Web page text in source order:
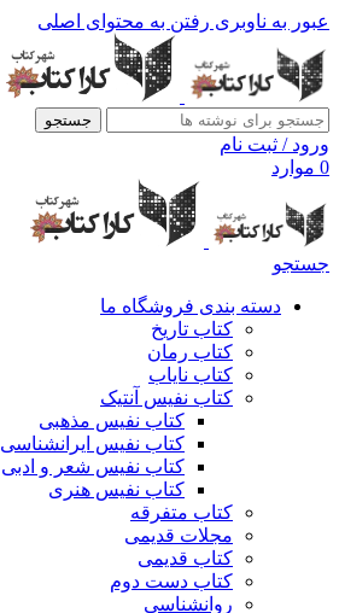
عبور به ناوبری رفتن به محتوای اصلی
جستجو
ورود / ثبت نام
0 موارد
جستجو
دسته بندی فروشگاه ما
کتاب تاریخ
کتاب رمان
کتاب نایاب
کتاب نفیس آنتیک
کتاب نفیس مذهبی
کتاب نفیس ایرانشناسی
کتاب نفیس شعر و ادبی
کتاب نفیس هنری
کتاب متفرقه
مجلات قدیمی
کتاب قدیمی
کتاب دست دوم
روانشناسی